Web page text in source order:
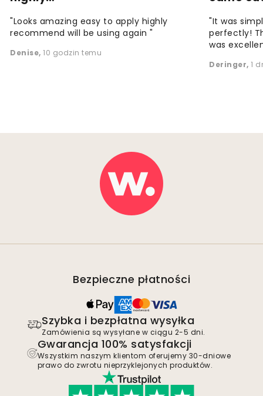
"Looks amazing easy to apply highly
recommend will be using again "
Denise, 10 godzin temu
"It was
perfectly!
was
Deringer, 1
Bezpieczne płatności
Szybka i bezpłatna wysyłka
Zamówienia są wysyłane w ciągu 2-5 dni.
Gwarancja 100% satysfakcji
Wszystkim naszym klientom oferujemy 30-dniowe
prawo do zwrotu nieprzyklejonych produktów.